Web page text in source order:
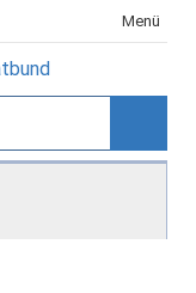
Menü